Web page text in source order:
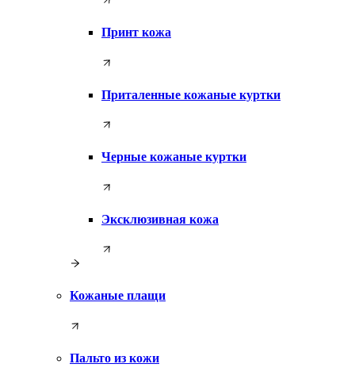
Принт кожа
Приталенные кожаные куртки
Черные кожаные куртки
Эксклюзивная кожа
Кожаные плащи
Пальто из кожи